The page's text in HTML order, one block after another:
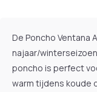
De Poncho Ventana
najaar/
poncho is perfect
warm tijdens koude